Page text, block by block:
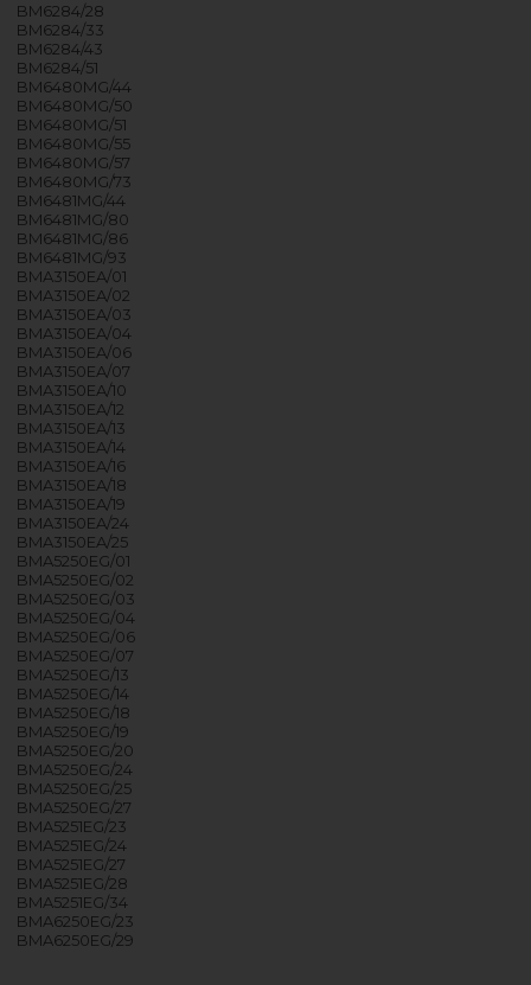
BM6284/28
BM6284/33
BM6284/43
BM6284/51
BM6480MG/44
BM6480MG/50
BM6480MG/51
BM6480MG/55
BM6480MG/57
BM6480MG/73
BM6481MG/44
BM6481MG/80
BM6481MG/86
BM6481MG/93
BMA3150EA/01
BMA3150EA/02
BMA3150EA/03
BMA3150EA/04
BMA3150EA/06
BMA3150EA/07
BMA3150EA/10
BMA3150EA/12
BMA3150EA/13
BMA3150EA/14
BMA3150EA/16
BMA3150EA/18
BMA3150EA/19
BMA3150EA/24
BMA3150EA/25
BMA5250EG/01
BMA5250EG/02
BMA5250EG/03
BMA5250EG/04
BMA5250EG/06
BMA5250EG/07
BMA5250EG/13
BMA5250EG/14
BMA5250EG/18
BMA5250EG/19
BMA5250EG/20
BMA5250EG/24
BMA5250EG/25
BMA5250EG/27
BMA5251EG/23
BMA5251EG/24
BMA5251EG/27
BMA5251EG/28
BMA5251EG/34
BMA6250EG/23
BMA6250EG/29